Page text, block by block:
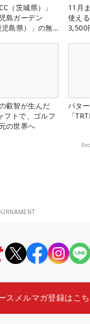
（茨城県）」
島ガーデン
児島県）」の無
11月
使え
3,500
叡智が生んだ
フトで、ゴルフ
の世界へ
パタ
「
ス メルマガ登録はこ